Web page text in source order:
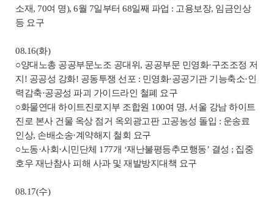
소재, 70여 명), 6월 7일부터 68일째 파업 : 고용보장, 임금인상
등 요구
08.16(화)
○양대노총 공공부문노조 공대위, 공공부문 민영화·구조조정 저
지! 공공성 강화! 공동투쟁 선포 : 민영화·공공기관 기능축소·인
력감축·공공성 파괴 가이드라인 철폐 요구
○화물연대 하이트진로지부 조합원 100여 명, 서울 강남 하이트
진로 본사 건물 옥상 점거 옥외광고판 고공농성 돌입 : 운송료
인상, 손배소송·계약해지 철회 요구
○노동·사회·시민단체 177개 ‘재난불평등추모행동’ 결성 ; 집중
호우 재난참사 피해 사과 및 재발방지대책 요구
08.17(수)